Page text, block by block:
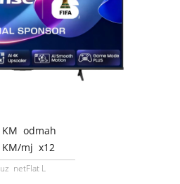
KM odmah
KM/mj x12
uz netFlat L